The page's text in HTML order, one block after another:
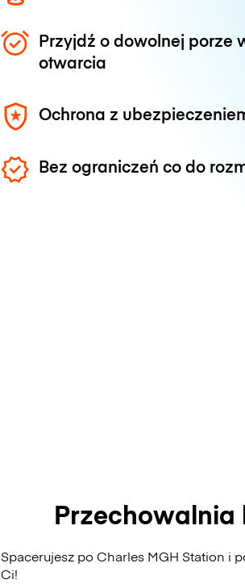
Przyjdź o dowolnej porze
otwarcia
Ochrona z
Bez ograniczeń co do
Przechowalnia
Spacerujesz po Charles MGH Station i
Ci!